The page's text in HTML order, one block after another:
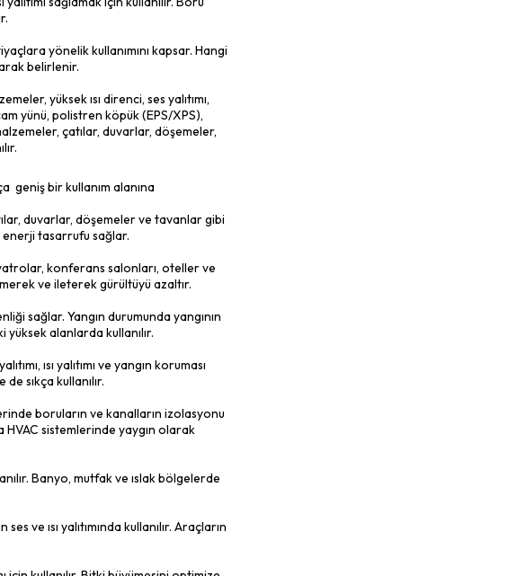
İşte taş yünü çeşitleri:
kalınlıklarda ve yoğunluklarda mevcuttur ve çeşitli yapı
sahip olan rulo formunda bulunurlar. Genellikle çatı
genellikle dar alanlarda tercih edilmektedir.
yünü malzemesidir. Bir sprey tabancası aracılığıyla
karmaşık şekillerdeki yüzeylere kolayca uygulama
ve genellikle yüksek yoğunluklu olan levhalar halinde
özel uygulamalarda tercih edilirler.
yalıtımı ve ısı yalıtımı sağlamak için kullanılır. Boru
uygulanır.
ve ihtiyaçlara yönelik kullanımını kapsar. Hangi
Bu malzemeler, yüksek ısı direnci, ses yalıtımı,
Taş yünü, cam yünü, polistren köpük (EPS/XPS),
edilir. Bu malzemeler, çatılar, duvarlar, döşemeler,
şekilde kullanılır.
oldukça geniş bir kullanım alanına
kullanılır. Çatılar, duvarlar, döşemeler ve tavanlar gibi
azaltır ve enerji tasarrufu sağlar.